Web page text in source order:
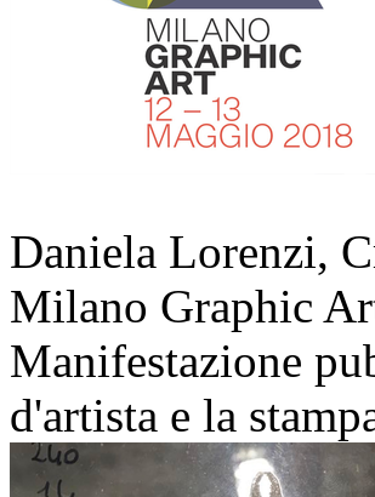
Daniela Lorenzi,
Milano Graphic
Manifestazione
d'artista e la